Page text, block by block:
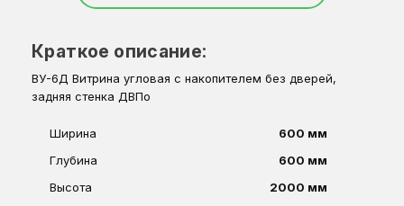
Краткое описание:
ВУ-6Д Витрина угловая с накопителем без дверей,
задняя стенка ДВПо
Ширина
600 мм
Глубина
600 мм
Высота
2000 мм